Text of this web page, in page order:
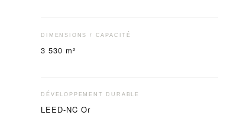
DIMENSIONS / CAPACITÉ
3 530 m²
DÉVELOPPEMENT DURABLE
LEED-NC Or